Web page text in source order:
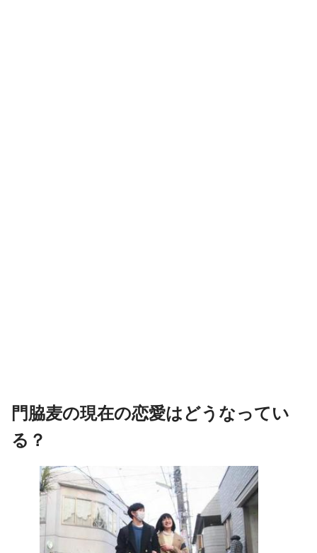
門脇麦の現在の恋愛はどうなってい
る？